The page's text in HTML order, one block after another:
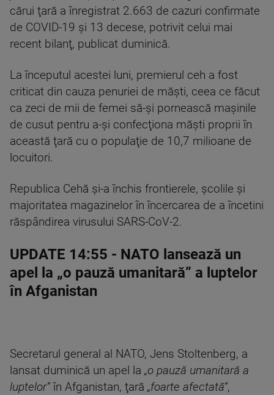
cărui ţară a înregistrat 2.663 de cazuri confirmate
de COVID-19 şi 13 decese, potrivit celui mai
recent bilanţ, publicat duminică.
La începutul acestei luni, premierul ceh a fost
criticat din cauza penuriei de măşti, ceea ce făcut
ca zeci de mii de femei să-şi pornească maşinile
de cusut pentru a-şi confecţiona măşti proprii în
această ţară cu o populaţie de 10,7 milioane de
locuitori.
Republica Cehă şi-a închis frontierele, şcolile şi
majoritatea magazinelor în încercarea de a încetini
răspândirea virusului SARS-CoV-2.
UPDATE 14:55 - NATO lansează un
apel la „o pauză umanitară” a luptelor
în Afganistan
Secretarul general al NATO, Jens Stoltenberg, a
lansat duminică un apel la „o pauză umanitară a
luptelor”în Afganistan, ţară „foarte afectată”,